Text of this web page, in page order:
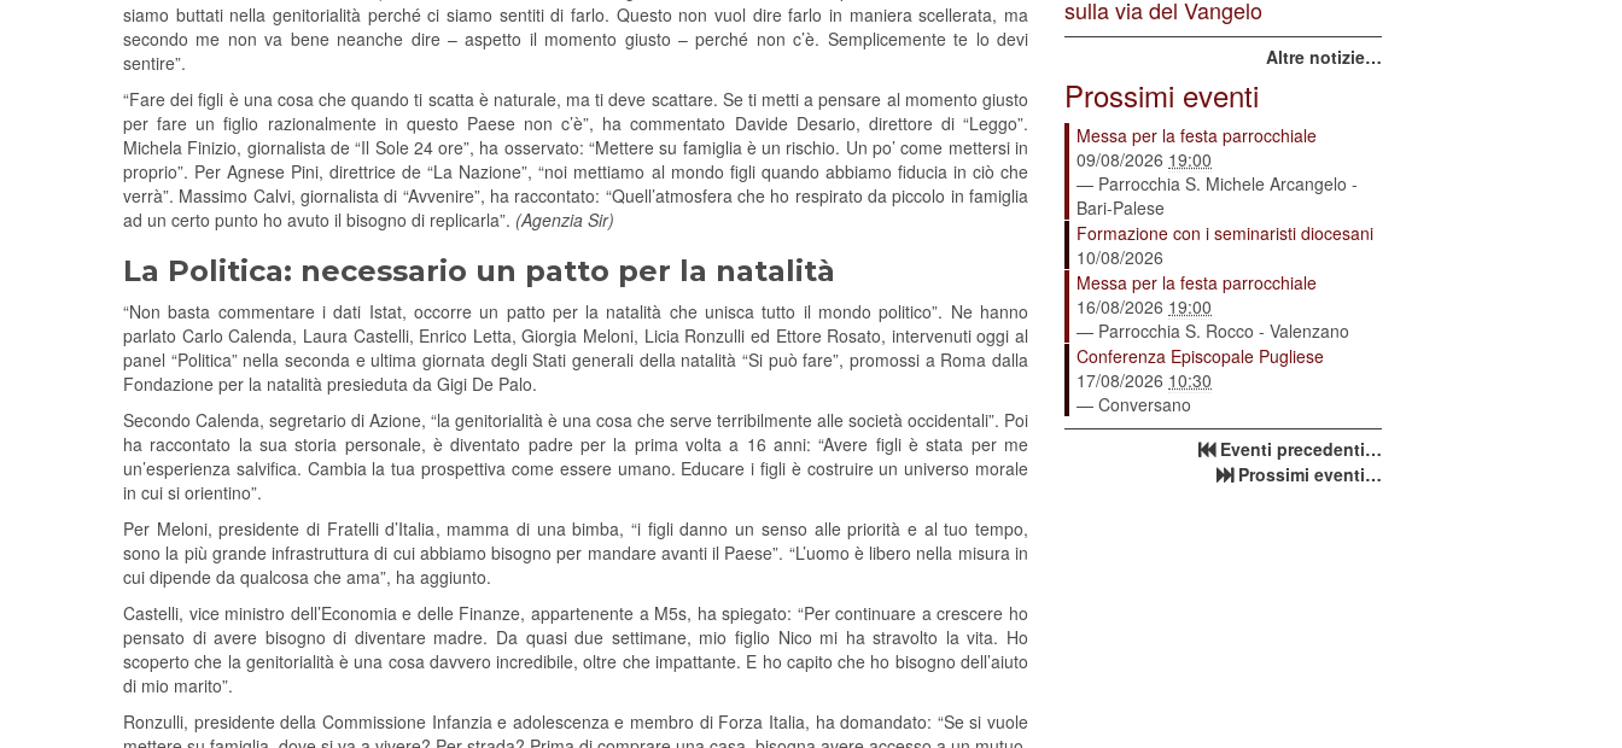
siamo buttati nella genitorialità perché ci siamo sentiti di farlo. Questo non vuol dire farlo in maniera scellerata, ma
secondo me non va bene neanche dire – aspetto il momento giusto – perché non c’è. Semplicemente te lo devi
sentire”.
“Fare dei figli è una cosa che quando ti scatta è naturale, ma ti deve scattare. Se ti metti a pensare al momento giusto
per fare un figlio razionalmente in questo Paese non c’è”, ha commentato Davide Desario, direttore di “Leggo”.
Michela Finizio, giornalista de “Il Sole 24 ore”, ha osservato: “Mettere su famiglia è un rischio. Un po’ come mettersi in
proprio”. Per Agnese Pini, direttrice de “La Nazione”, “noi mettiamo al mondo figli quando abbiamo fiducia in ciò che
verrà”. Massimo Calvi, giornalista di “Avvenire”, ha raccontato: “Quell’atmosfera che ho respirato da piccolo in famiglia
ad un certo punto ho avuto il bisogno di replicarla”. (Agenzia Sir)
La Politica: necessario un patto per la natalità
“Non basta commentare i dati Istat, occorre un patto per la natalità che unisca tutto il mondo politico”. Ne hanno
parlato Carlo Calenda, Laura Castelli, Enrico Letta, Giorgia Meloni, Licia Ronzulli ed Ettore Rosato, intervenuti oggi al
panel “Politica” nella seconda e ultima giornata degli Stati generali della natalità “Si può fare”, promossi a Roma dalla
Fondazione per la natalità presieduta da Gigi De Palo.
Secondo Calenda, segretario di Azione, “la genitorialità è una cosa che serve terribilmente alle società occidentali”. Poi
ha raccontato la sua storia personale, è diventato padre per la prima volta a 16 anni: “Avere figli è stata per me
un’esperienza salvifica. Cambia la tua prospettiva come essere umano. Educare i figli è costruire un universo morale
in cui si orientino”.
Per Meloni, presidente di Fratelli d’Italia, mamma di una bimba, “i figli danno un senso alle priorità e al tuo tempo,
sono la più grande infrastruttura di cui abbiamo bisogno per mandare avanti il Paese”. “L’uomo è libero nella misura in
cui dipende da qualcosa che ama”, ha aggiunto.
Castelli, vice ministro dell’Economia e delle Finanze, appartenente a M5s, ha spiegato: “Per continuare a crescere ho
pensato di avere bisogno di diventare madre. Da quasi due settimane, mio figlio Nico mi ha stravolto la vita. Ho
scoperto che la genitorialità è una cosa davvero incredibile, oltre che impattante. E ho capito che ho bisogno dell’aiuto
di mio marito”.
Ronzulli, presidente della Commissione Infanzia e adolescenza e membro di Forza Italia, ha domandato: “Se si vuole
sulla via del Vangelo
Altre notizie…
Prossimi eventi
Messa per la festa parrocchiale
09/08/2026 19:00
— Parrocchia S. Michele Arcangelo -
Bari-Palese
Formazione con i seminaristi diocesani
10/08/2026
Messa per la festa parrocchiale
16/08/2026 19:00
— Parrocchia S. Rocco - Valenzano
Conferenza Episcopale Pugliese
17/08/2026 10:30
— Conversano
Eventi precedenti…
Prossimi eventi…